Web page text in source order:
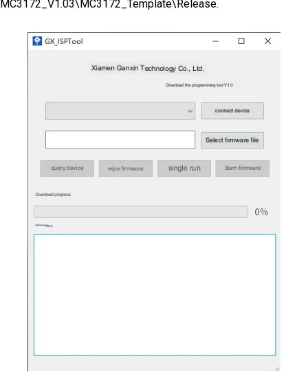
MC3172_V1.03\MC3172_Template\Release.